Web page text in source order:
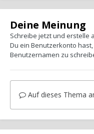
Deine Meinung
Schreibe jetzt und erstelle
Du ein Benutzerkonto hast,
Benutzernamen zu
Auf dieses Thema